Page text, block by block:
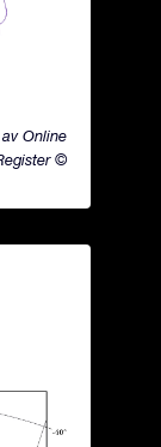
Online
©